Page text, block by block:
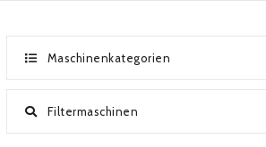
ÜBER EUROMETAL
Maschinenkategorien
Filtermaschinen